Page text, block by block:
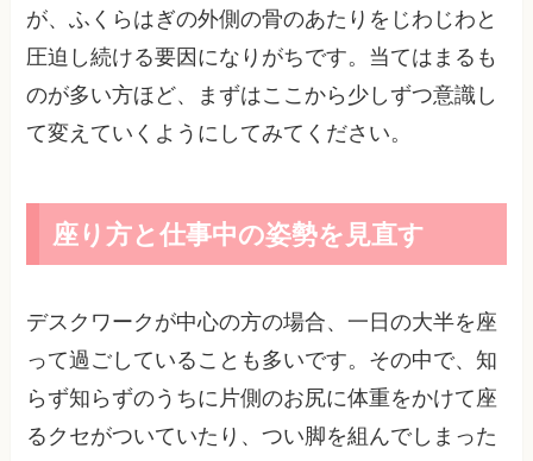
が、ふくらはぎの外側の骨のあたりをじわじわと
圧迫し続ける要因になりがちです。当てはまるも
のが多い方ほど、まずはここから少しずつ意識し
て変えていくようにしてみてください。
座り方と仕事中の姿勢を見直す
デスクワークが中心の方の場合、一日の大半を座
って過ごしていることも多いです。その中で、知
らず知らずのうちに片側のお尻に体重をかけて座
るクセがついていたり、つい脚を組んでしまった